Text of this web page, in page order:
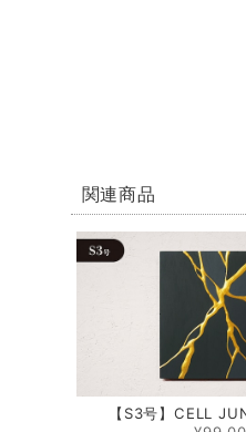
関連商品
【S3号】CELL